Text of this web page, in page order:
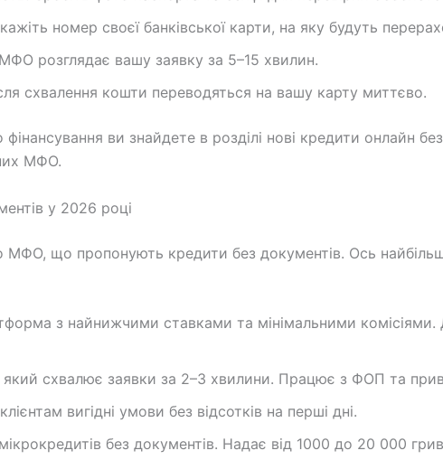
номер своєї банківської карти, на яку будуть
розглядає вашу заявку за 5–15 хвилин.
схвалення кошти переводяться на вашу карту миттєво.
фінансування ви знайдете в розділі нові кредити онлайн
МФО.
у 2026 році
що пропонують кредити без документів. Ось найбільш
з найнижчими ставками та мінімальними комісіями.
схвалює заявки за 2–3 хвилини. Працює з ФОП та
вигідні умови без відсотків на перші дні.
без документів. Надає від 1000 до 20 000